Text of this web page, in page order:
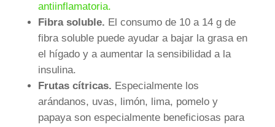
antiinflamatoria.
Fibra soluble. El consumo de 10 a 14 g de
fibra soluble puede ayudar a bajar la grasa en
el hígado y a aumentar la sensibilidad a la
insulina.
Frutas cítricas. Especialmente los
arándanos, uvas, limón, lima, pomelo y
papaya son especialmente beneficiosas para